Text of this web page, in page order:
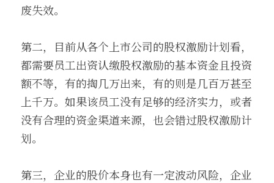
废失效。
第二，目前从各个上市公司的股权激励计划看，
都需要员工出资认缴股权激励的基本资金且投资
额不等，有的掏几万出来，有的则是几百万甚至
上千万。如果该员工没有足够的经济实力，或者
没有合理的资金渠道来源，也会错过股权激励计
划。
第三，企业的股价本身也有一定波动风险，企业